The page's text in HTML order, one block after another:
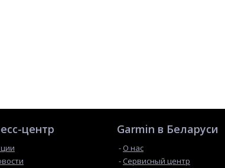
центр Garmin в Беларуси
О нас
Сервисный центр